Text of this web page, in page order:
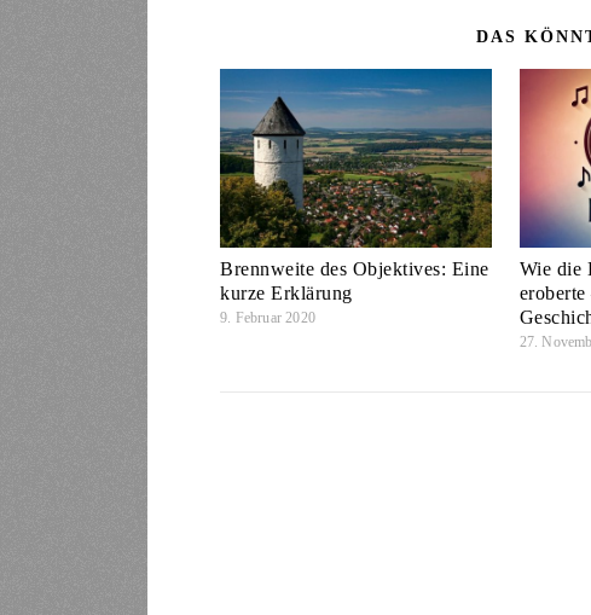
DAS
Brennweite des Objektives: Eine
kurze Erklärung
9. Februar 2020
Wie die
27.